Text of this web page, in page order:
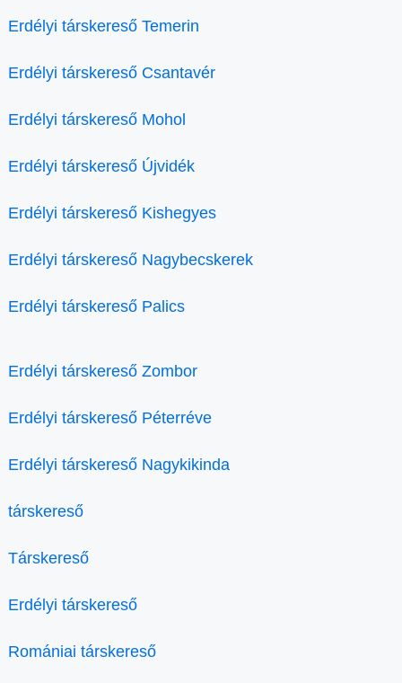
Erdélyi társkereső Temerin
Erdélyi társkereső Csantavér
Erdélyi társkereső Mohol
Erdélyi társkereső Újvidék
Erdélyi társkereső Kishegyes
Erdélyi társkereső Nagybecskerek
Erdélyi társkereső Palics
Erdélyi társkereső Zombor
Erdélyi társkereső Péterréve
Erdélyi társkereső Nagykikinda
társkereső
Társkereső
Erdélyi társkereső
Romániai társkereső